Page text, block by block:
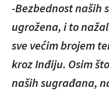
-Bezbednost naših
ugrožena, i to
sve većim brojem
kroz Inđiju. Osim
naših sugrađana,